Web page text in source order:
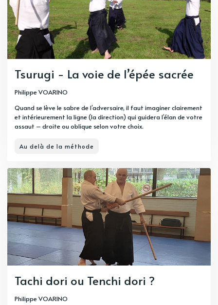
Tsurugi - La voie de l’épée sacrée
Philippe VOARINO
Quand se lève le sabre de l’adversaire, il faut imaginer clairement
et intérieurement la ligne (la direction) qui guidera l’élan de votre
assaut – droite ou oblique selon votre choix.
Au delà de la méthode
Tachi dori ou Tenchi dori ?
Philippe VOARINO